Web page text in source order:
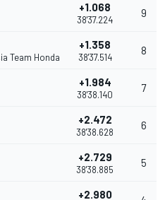
+1.068
38'37.224
9
Team Honda
+1.358
38'37.514
8
+1.984
38'38.140
7
+2.472
38'38.628
6
+2.729
38'38.885
5
+2.980